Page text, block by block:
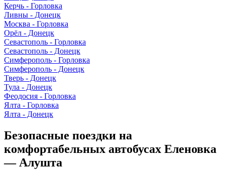
Керчь - Горловка
Ливны - Донецк
Москва - Горловка
Орёл - Донецк
Севастополь - Горловка
Севастополь - Донецк
Симферополь - Горловка
Симферополь - Донецк
Тверь - Донецк
Тула - Донецк
Феодосия - Горловка
Ялта - Горловка
Ялта - Донецк
Безопасные поездки на
комфортабельных автобусах Еленовка
— Алушта